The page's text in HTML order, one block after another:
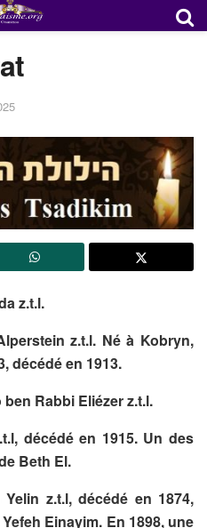
z.t.l.
z.t.l. Né à Kobryn,
décédé en 1913.
Rabbi Eliézer z.t.l.
décédé en 1915. Un des
Beth El.
z.t.l, décédé en 1874,
Einayim. En 1898, une